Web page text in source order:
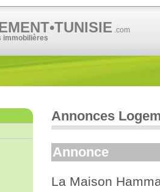
.com
immobilières
Annonces
Annonce
La Maison